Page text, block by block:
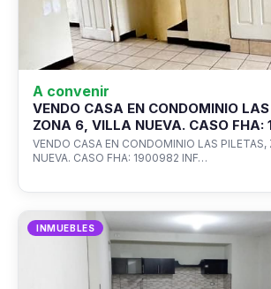
A convenir
VENDO CASA EN CONDOMINIO
ZONA 6, VILLA NUEVA. CASO
VENDO CASA EN CONDOMINIO LAS PILETAS,
NUEVA. CASO FHA: 1900982 INF…
INMUEBLES